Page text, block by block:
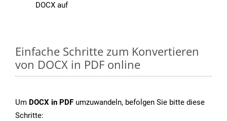
DOCX auf
Einfache Schritte zum Konvertieren
von DOCX in PDF online
Um DOCX in PDF umzuwandeln, befolgen Sie bitte diese
Schritte: